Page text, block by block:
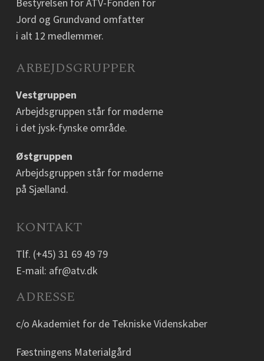
Jord og Grundvand omfatter
i alt 12 medlemmer.
ARBEJDSGRUPPER
Vestgruppen
Arbejdsgruppen står for møderne
i det jysk-fynske område.
Østgruppen
Arbejdsgruppen står for møderne
på Sjælland.
KONTAKT
Tlf. (+45) 31 69 49 79
E-mail: afr@atv.dk
ADRESSE
c/o Akademiet for de Tekniske Videnskaber
Fæstningens Materialgård